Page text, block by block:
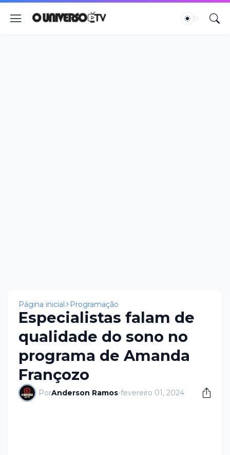
Página inicial Programação
Especialistas falam de
qualidade do sono no
programa de Amanda
Françozo
PorAnderson Ramos-fevereiro 01, 2024